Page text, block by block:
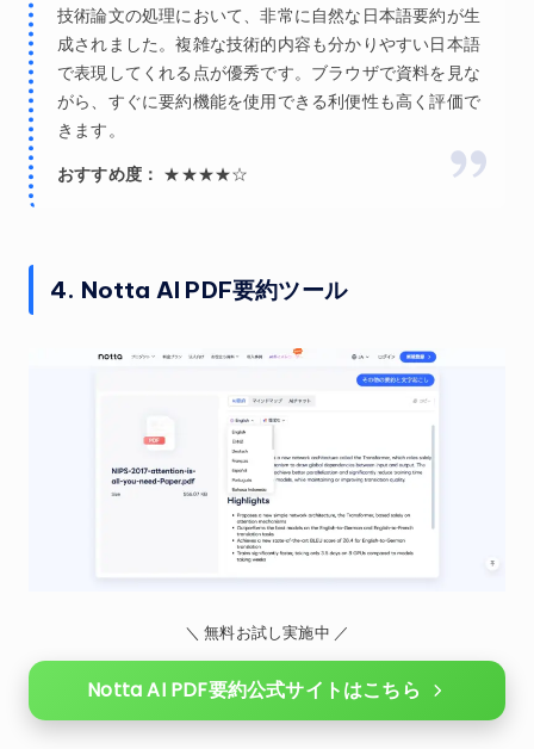
技術論文の処理において、非常に自然な日本語要約が生
成されました。複雑な技術的内容も分かりやすい日本語
で表現してくれる点が優秀です。ブラウザで資料を見な
がら、すぐに要約機能を使用できる利便性も高く評価で
きます。
おすすめ度： ★★★★☆
4. Notta AI PDF要約ツール
＼ 無料お試し実施中 ／
Notta AI PDF要約公式サイトはこちら